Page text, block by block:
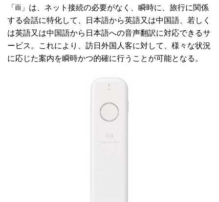
「ili」は、ネット接続の必要がなく、瞬時に、旅行に関係
する会話に特化して、日本語から英語又は中国語、若しく
は英語又は中国語から日本語への音声翻訳に対応できるサ
ービス。これにより、訪日外国人客に対して、様々な状況
に応じた案内を瞬時かつ的確に行うことが可能となる。